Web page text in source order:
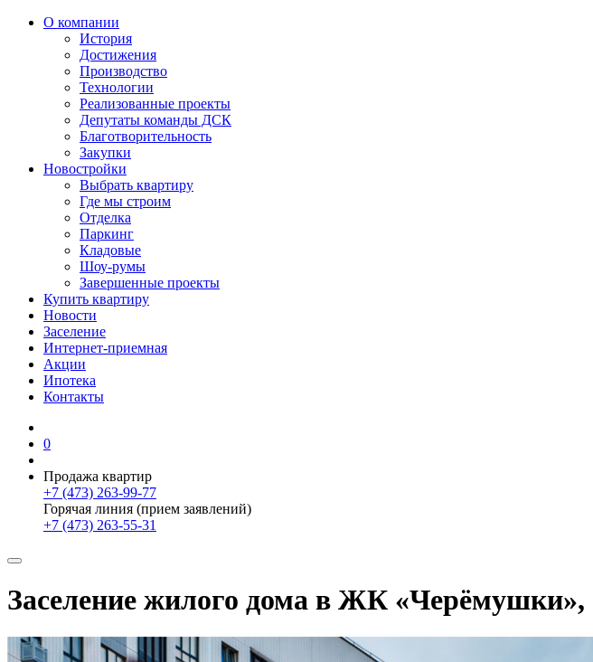
О компании
История
Достижения
Производство
Технологии
Реализованные проекты
Депутаты команды ДСК
Благотворительность
Закупки
Новостройки
Выбрать квартиру
Где мы строим
Отделка
Паркинг
Кладовые
Шоу-румы
Завершенные проекты
Купить квартиру
Новости
Заселение
Интернет-приемная
Акции
Ипотека
Контакты
0
Продажа квартир
+7 (473) 263-99-77
Горячая линия (прием заявлений)
+7 (473) 263-55-31
Заселение жилого дома в ЖК «Черёмушки»,